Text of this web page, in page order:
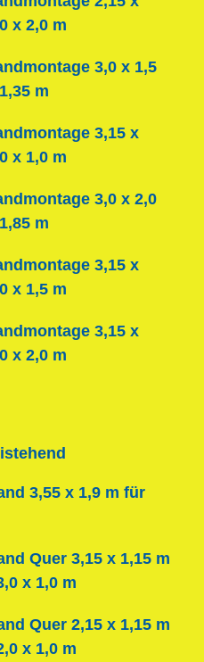
x 2,0 m
3,0 x 1,5
m
3,15 x
x 1,0 m
3,0 x 2,0
m
3,15 x
x 1,5 m
3,15 x
x 2,0 m
3,55 x 1,9 m für
Quer 3,15 x 1,15 m
x 1,0 m
Quer 2,15 x 1,15 m
x 1,0 m